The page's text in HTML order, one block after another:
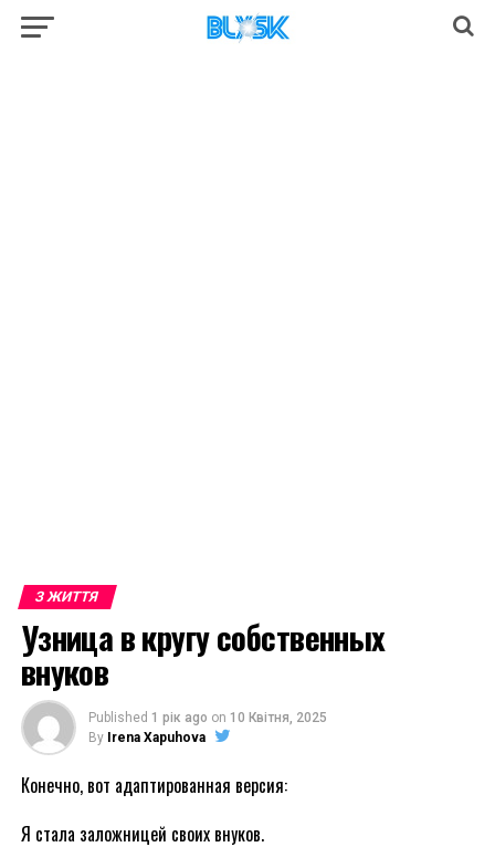
З ЖИТТЯ
Узница в кругу собственных
внуков
Published 1 рік ago on 10 Квітня, 2025
By Irena Xapuhova
Конечно, вот адаптированная версия:
Я стала заложницей своих внуков.